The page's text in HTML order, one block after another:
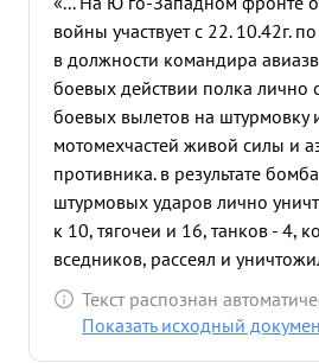
войны участвует с 22. 10.42г.
в должности командира
боевых действии полка лично
боевых вылетов на штурмовку
мотомехчастей живой силы и
противника. в результате
штурмовых ударов лично
к 10, тягочеи и 16, танков - 4,
вседников, рассеял и
офицеров пр-ка. 28.1.43г. при
боевого задания был подбит
Текст распознан
Показать исходный